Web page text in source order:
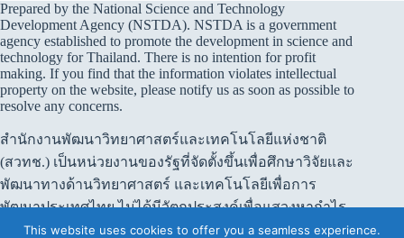
Prepared by the National Science and Technology
Development Agency (NSTDA). NSTDA is a government
agency established to promote the development in science and
technology for Thailand. There is no intention for profit
making. If you find that the information violates intellectual
property on the website, please notify us as soon as possible to
resolve any concerns.
สำนักงานพัฒนาวิทยาศาสตร์และเทคโนโลยีแห่งชาติ
(สวทช.) เป็นหน่วยงานของรัฐที่จัดตั้งขึ้นเพื่อศึกษาวิจัยและ
พัฒนาทางด้านวิทยาศาสตร์ และเทคโนโลยีเพื่อการ
พัฒนาประเทศไทย ไม่ได้มีวัตถุประสงค์เพื่อแสวงหากำไร
หากท่านพบว่ามีข้อมูลใดๆ ที่ละเมิดทรัพย์สินทางปัญญา
This website uses cookies to offer you a seamless experience.